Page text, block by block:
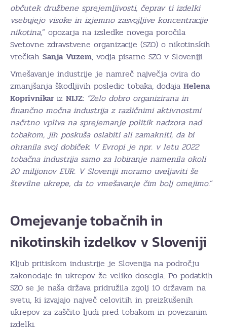
občutek družbene sprejemljivosti, čeprav ti izdelki
vsebujejo visoke in izjemno zasvojljive koncentracije
nikotina,” opozarja na izsledke novega poročila
Svetovne zdravstvene organizacije (SZO) o nikotinskih
vrečkah Sanja Vuzem, vodja pisarne SZO v Sloveniji.
Vmešavanje industrije je namreč največja ovira do
zmanjšanja škodljivih posledic tobaka, dodaja Helena
Koprivnikariz NIJZ: “Zelo dobro organizirana in
finančno močna industrija z različnimi aktivnostmi
načrtno vpliva na sprejemanje politik nadzora nad
tobakom, jih poskuša oslabiti ali zamakniti, da bi
ohranila svoj dobiček. V Evropi je npr. v letu 2022
tobačna industrija samo za lobiranje namenila okoli
20 milijonov EUR. V Sloveniji moramo uveljaviti še
številne ukrepe, da to vmešavanje čim bolj omejimo.“
Omejevanje tobačnih in
nikotinskih izdelkov v Sloveniji
Kljub pritiskom industrije je Slovenija na področju
zakonodaje in ukrepov že veliko dosegla. Po podatkih
SZO se je naša država pridružila zgolj 10 državam na
svetu, ki izvajajo največ celovitih in preizkušenih
ukrepov za zaščito ljudi pred tobakom in povezanim
izdelki.